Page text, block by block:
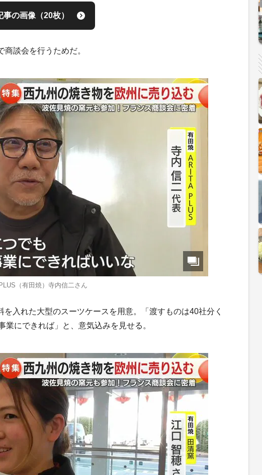
事の画像（20枚）
談会を行うためだ。
（有田焼）寺内信二さん
入れた大型のスーツケースを用意。「渡すものは40社分く
にできれば」と、意気込みを見せる。